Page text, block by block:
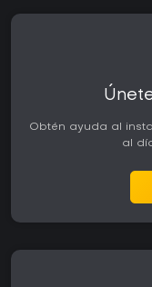
Obtén ayuda al
al